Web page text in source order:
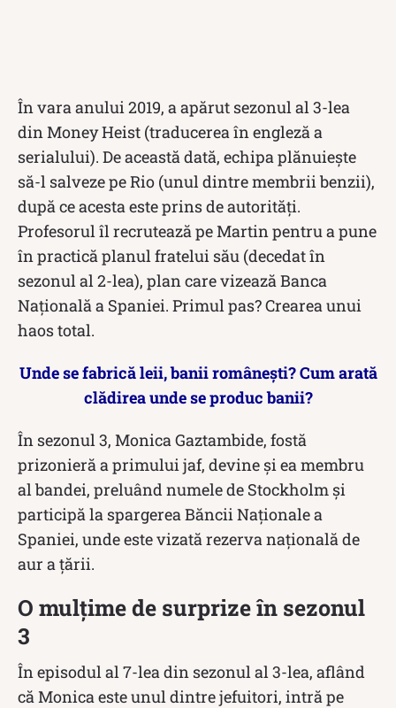
În vara anului 2019, a apărut sezonul al 3-lea
din Money Heist (traducerea în engleză a
serialului). De această dată, echipa plănuiește
să-l salveze pe Rio (unul dintre membrii benzii),
după ce acesta este prins de autorități.
Profesorul îl recrutează pe Martin pentru a pune
în practică planul fratelui său (decedat în
sezonul al 2-lea), plan care vizează Banca
Națională a Spaniei. Primul pas? Crearea unui
haos total.
Unde se fabrică leii, banii românești? Cum arată
clădirea unde se produc banii?
În sezonul 3, Monica Gaztambide, fostă
prizonieră a primului jaf, devine și ea membru
al bandei, preluând numele de Stockholm și
participă la spargerea Băncii Naționale a
Spaniei, unde este vizată rezerva națională de
aur a țării.
O mulțime de surprize în sezonul
3
În episodul al 7-lea din sezonul al 3-lea, aflând
că Monica este unul dintre jefuitori, intră pe